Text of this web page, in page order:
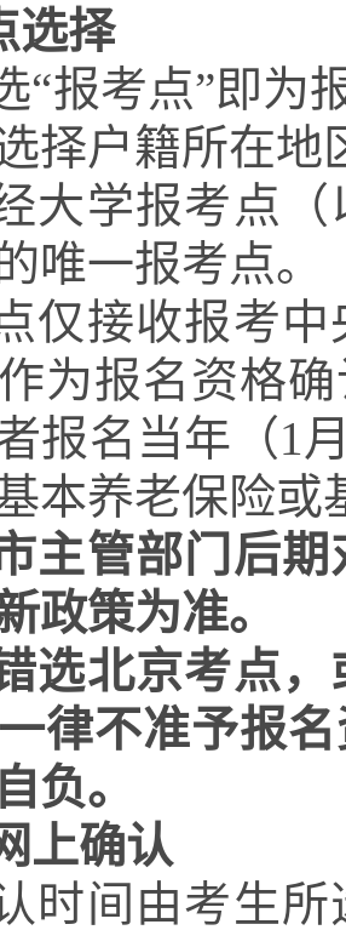
选择
“报考点”即为
择户籍所在地
大学报考点
唯一报考点。
仅接收报考
为报名资格
报名当年（1
本养老保险或
主管部门后
政策为准。
选北京考点
律不准予报
负。
上确认
时间由考生